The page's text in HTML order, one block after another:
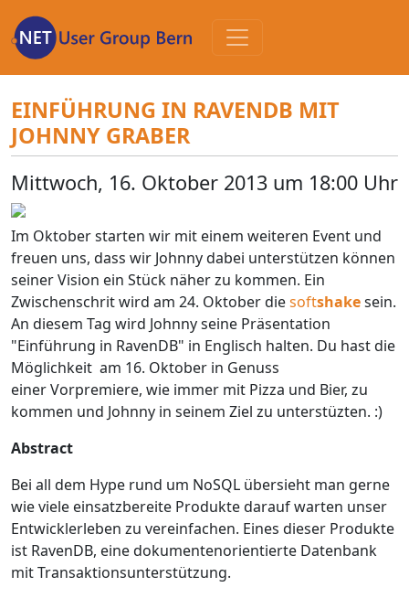
Inhalt
EINFÜHRUNG IN RAVENDB MIT
JOHNNY GRABER
Mittwoch, 16. Oktober 2013 um 18:00 Uhr
Im Oktober starten wir mit einem weiteren Event und
freuen uns, dass wir Johnny dabei unterstützen können
seiner Vision ein Stück näher zu kommen. Ein
Zwischenschrit wird am 24. Oktober diesoftshakesein.
An diesem Tag wird Johnny seine Präsentation
"Einführung in RavenDB" in Englisch halten. Du hast die
Möglichkeit am 16. Oktober in Genuss
einer Vorpremiere, wie immer mit Pizza und Bier, zu
kommen und Johnny in seinem Ziel zu unterstüzten. :)
Abstract
Bei all dem Hype rund um NoSQL übersieht man gerne
wie viele einsatzbereite Produkte darauf warten unser
Entwicklerleben zu vereinfachen. Eines dieser Produkte
ist RavenDB, eine dokumentenorientierte Datenbank
mit Transaktionsunterstützung.